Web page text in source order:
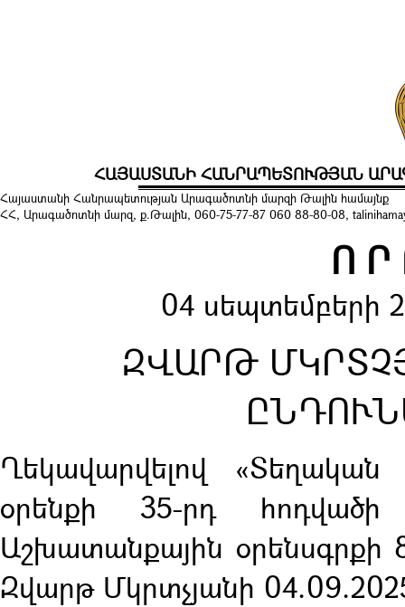
ՀԱՅԱՍՏԱՆԻ ՀԱՆՐԱՊԵՏՈՒԹՅԱՆ
Հայաստանի Հանրապետության Արագածոտնի մարզի Թալին համայնք
ՀՀ, Արագածոտնի մարզ, ք.Թալին, 060-75-77-87 060 88-80-08,
Ո Ր
04 սեպտեմբերի
ԶՎԱՐԹ
Ղեկավարվելով
օրենքի 35-րդ
Աշխատանքային օրենսգրքի
Զվարթ Մկրտչյանի